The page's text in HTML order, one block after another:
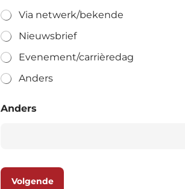
Via netwerk/bekende
Nieuwsbrief
Evenement/carrièredag
Anders
Anders
Volgende
E
a
Selectievakjes*